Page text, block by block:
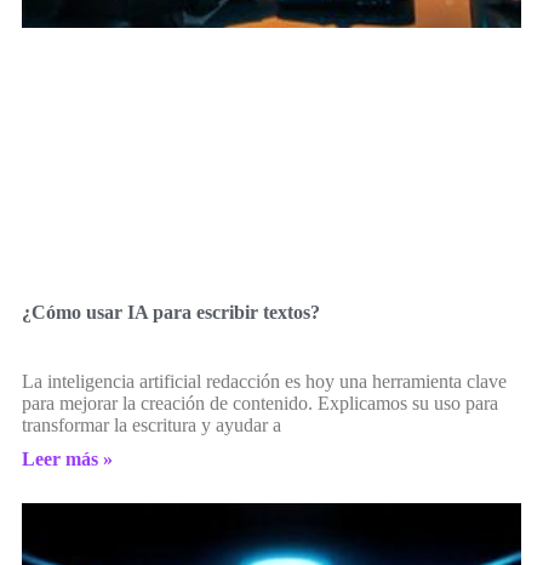
¿Cómo usar IA para escribir textos?
La inteligencia artificial redacción es hoy una herramienta clave
para mejorar la creación de contenido. Explicamos su uso para
transformar la escritura y ayudar a
Leer más »